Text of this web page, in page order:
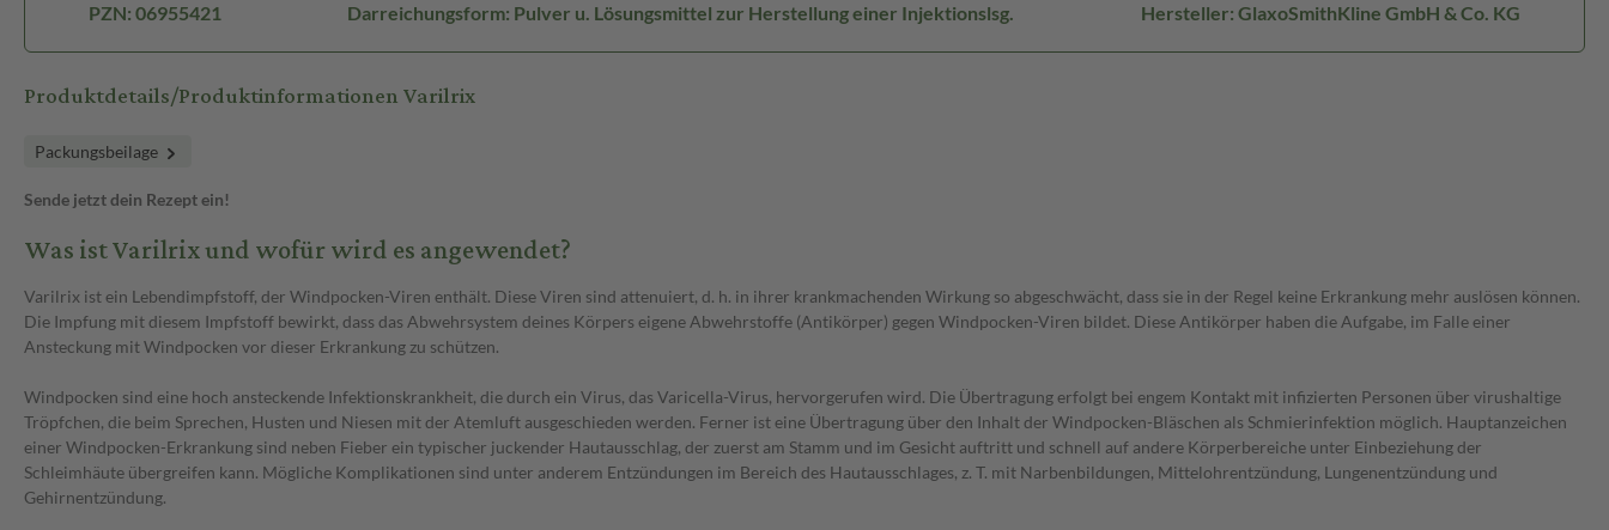
PZN: 06955421 Darreichungsform: Pulver u. Lösungsmittel zur Herstellung einer Injektionslsg. Hersteller: GlaxoSmithKline GmbH & Co. KG
Produktdetails/Produktinformationen Varilrix
Packungsbeilage
Sende jetzt dein Rezept ein!
Was ist Varilrix und wofür wird es angewendet?
Varilrix ist ein Lebendimpfstoff, der Windpocken-Viren enthält. Diese Viren sind attenuiert, d. h. in ihrer krankmachenden Wirkung so abgeschwächt, dass sie in der Regel keine Erkrankung mehr auslösen können.
Die Impfung mit diesem Impfstoff bewirkt, dass das Abwehrsystem deines Körpers eigene Abwehrstoffe (Antikörper) gegen Windpocken-Viren bildet. Diese Antikörper haben die Aufgabe, im Falle einer
Ansteckung mit Windpocken vor dieser Erkrankung zu schützen.
Windpocken sind eine hoch ansteckende Infektionskrankheit, die durch ein Virus, das Varicella-Virus, hervorgerufen wird. Die Übertragung erfolgt bei engem Kontakt mit infizierten Personen über virushaltige
Tröpfchen, die beim Sprechen, Husten und Niesen mit der Atemluft ausgeschieden werden. Ferner ist eine Übertragung über den Inhalt der Windpocken-Bläschen als Schmierinfektion möglich. Hauptanzeichen
einer Windpocken-Erkrankung sind neben Fieber ein typischer juckender Hautausschlag, der zuerst am Stamm und im Gesicht auftritt und schnell auf andere Körperbereiche unter Einbeziehung der
Schleimhäute übergreifen kann. Mögliche Komplikationen sind unter anderem Entzündungen im Bereich des Hautausschlages, z. T. mit Narbenbildungen, Mittelohrentzündung, Lungenentzündung und
Gehirnentzündung.